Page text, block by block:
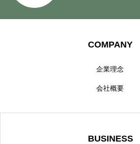
COMPANY
COMPANY
企業理念
会社概要
BUSINESS